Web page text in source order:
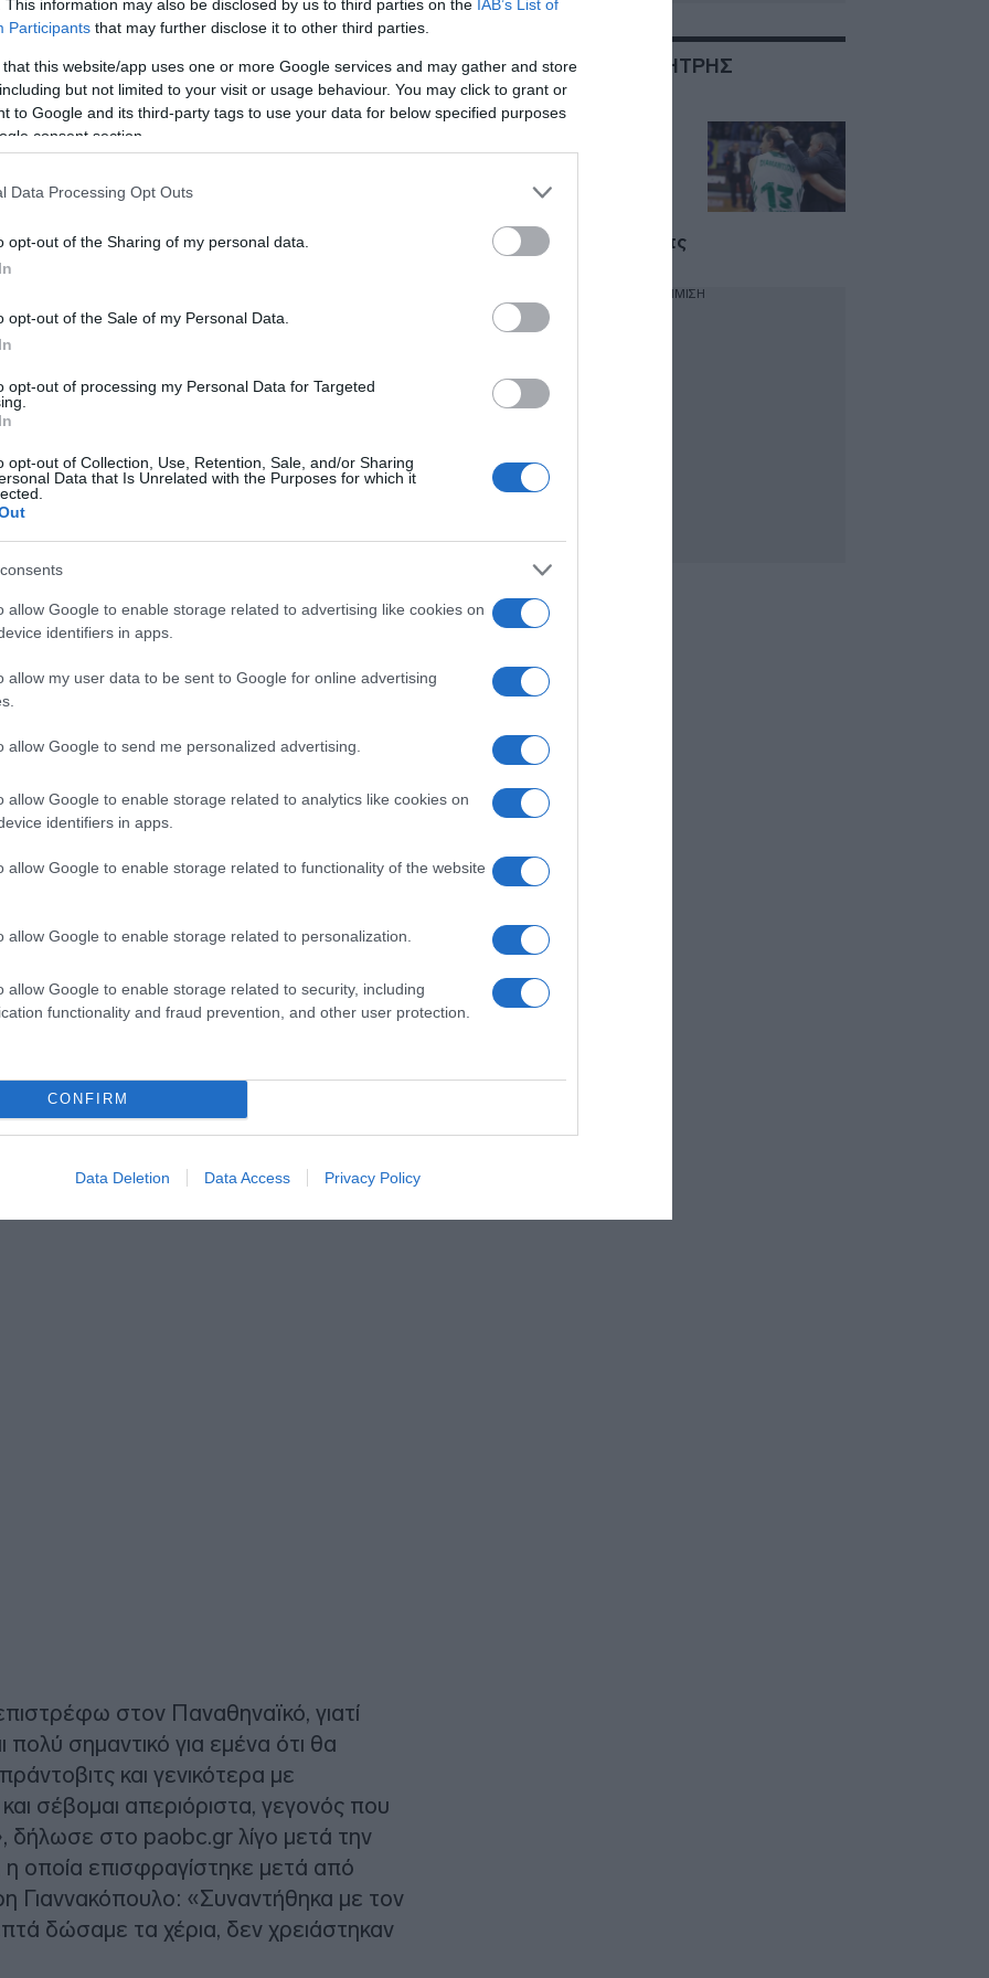
This information may also be disclosed by us to third parties on the IAB’s List of
Participants that may further disclose it to other third parties.
that this website/app uses one or more Google services and may gather and store
but not limited to your visit or usage behaviour. You may click to grant or
to Google and its third-party tags to use your data for below specified purposes
consent section.
Data Processing Opt Outs
opt-out of the Sharing of my personal data.
opt-out of the Sale of my Personal Data.
opt-out of processing my Personal Data for Targeted
opt-out of Collection, Use, Retention, Sale, and/or Sharing
Data that Is Unrelated with the Purposes for which it
allow Google to enable storage related to advertising like cookies on
identifiers in apps.
allow my user data to be sent to Google for online advertising
allow Google to send me personalized advertising.
allow Google to enable storage related to analytics like cookies on
identifiers in apps.
allow Google to enable storage related to functionality of the website
allow Google to enable storage related to personalization.
allow Google to enable storage related to security, including
functionality and fraud prevention, and other user protection.
CONFIRM
Data Deletion Data Access Privacy Policy
και τις πρώτες του δηλώσεις
του».
την επιστροφή του Δημήτρη
με την ομάδα μας στα δώδεκα
φανέλα κατακτώντας μαζί της
και από διοικητικό πόστο (2020-
στον Παναθηναϊκό, γιατί
πολύ σημαντικό για εμένα ότι θα
και γενικότερα με
σέβομαι απεριόριστα, γεγονός που
δήλωσε στο paobc.gr λίγο μετά την
η οποία επισφραγίστηκε μετά από
Γιαννακόπουλο: «Συναντήθηκα με τον
δώσαμε τα χέρια, δεν χρειάστηκαν
ΣΧΕΤΙΚΑ ΜΕ:ΔΗΜΗΤΡΗΣ
ΔΙΑΜΑΝΤΙΔΗΣ
Παναθηναϊκό ο
Διαμαντίδης – Ξανά
Ζέλικο Ομπράντοβιτς
ΔΙΑΦΗΜΙΣΗ